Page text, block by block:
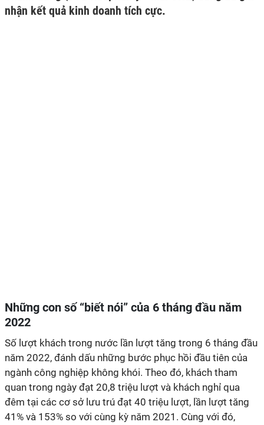
nhận kết quả kinh doanh tích cực.
Những con số “biết nói” của 6 tháng đầu năm
2022
Số lượt khách trong nước lần lượt tăng trong 6 tháng đầu
năm 2022, đánh dấu những bước phục hồi đầu tiên của
ngành công nghiệp không khói. Theo đó, khách tham
quan trong ngày đạt 20,8 triệu lượt và khách nghỉ qua
đêm tại các cơ sở lưu trú đạt 40 triệu lượt, lần lượt tăng
41% và 153% so với cùng kỳ năm 2021. Cùng với đó,